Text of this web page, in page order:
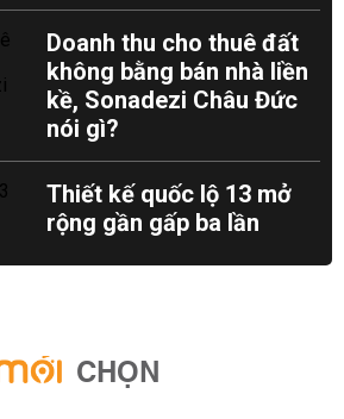
Doanh thu cho thuê đất
không bằng bán nhà liền
kề, Sonadezi Châu Đức
nói gì?
Thiết kế quốc lộ 13 mở
rộng gần gấp ba lần
CHỌN